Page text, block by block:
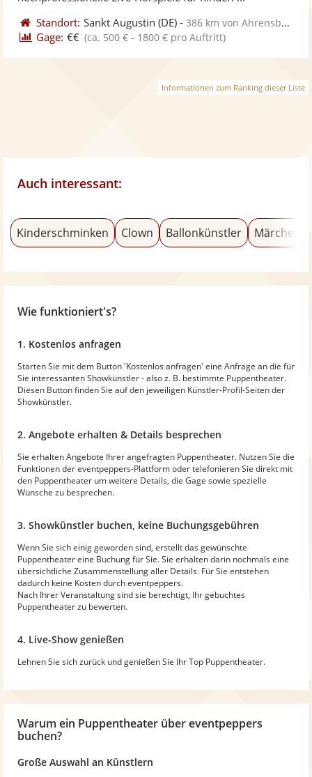
Standort: Sankt Augustin (DE) -386 km von Ahrensburg
Gage: €€ (ca. 500 € - 1800 € pro Auftritt)
Informationen zum Ranking dieser Liste
Auch interessant:
Kinderschminken Clown Ballonkünstler
Wie funktioniert's?
1. Kostenlos anfragen
Starten Sie mit dem Button 'Kostenlos anfragen' eine Anfrage an die für
Sie interessanten Showkünstler - also z. B. bestimmte Puppentheater.
Diesen Button finden Sie auf den jeweiligen Künstler-Profil-Seiten der
Showkünstler.
2. Angebote erhalten & Details besprechen
Sie erhalten Angebote Ihrer angefragten Puppentheater. Nutzen Sie die
Funktionen der eventpeppers-Plattform oder telefonieren Sie direkt mit
den Puppentheater um weitere Details, die Gage sowie spezielle
Wünsche zu besprechen.
3. Showkünstler buchen, keine Buchungsgebühren
Wenn Sie sich einig geworden sind, erstellt das gewünschte
Puppentheater eine Buchung für Sie. Sie erhalten darin nochmals eine
übersichtliche Zusammenstellung aller Details. Für Sie entstehen
dadurch keine Kosten durch eventpeppers.
Nach Ihrer Veranstaltung sind sie berechtigt, Ihr gebuchtes
Puppentheater zu bewerten.
4. Live-Show genießen
Lehnen Sie sich zurück und genießen Sie Ihr Top Puppentheater.
Warum ein Puppentheater über eventpeppers
buchen?
Große Auswahl an Künstlern